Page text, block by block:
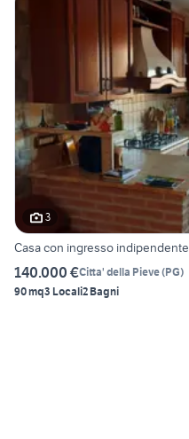
3
Casa con ingresso indipendente
140.000 €Citta' della Pieve(PG)
90 mq3 Locali2 Bagni